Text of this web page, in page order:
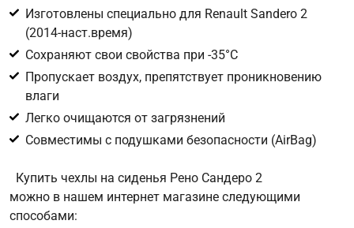
Изготовлены специально для Renault Sandero 2
(2014-наст.время)
Сохраняют свои свойства при -35°С
Пропускает воздух, препятствует проникновению
влаги
Легко очищаются от загрязнений
Совместимы с подушками безопасности (AirBag)
Купить чехлы на сиденья Рено Сандеро 2
можно в нашем интернет магазине следующими
способами: